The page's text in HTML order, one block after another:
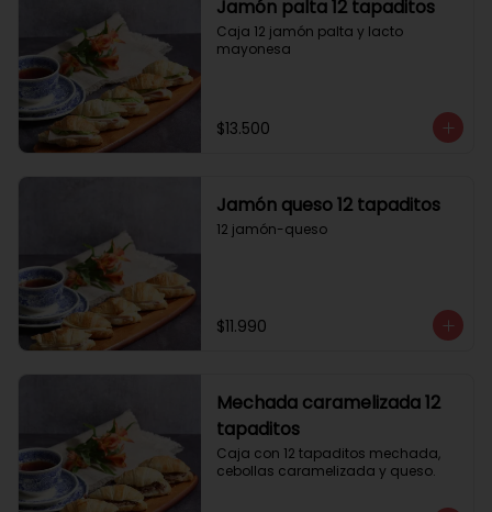
Jamón palta 12 tapaditos
Caja 12 jamón palta y lacto
mayonesa
$13.500
Jamón queso 12 tapaditos
12 jamón-queso
$11.990
Mechada caramelizada 12
tapaditos
Caja con 12 tapaditos mechada,
cebollas caramelizada y queso.